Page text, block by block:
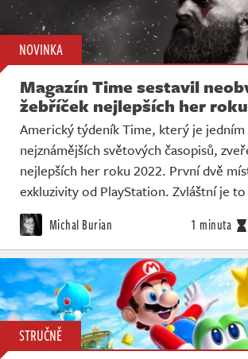
NOVINKA
Magazín Time sestavil
žebříček nejlepších her roku
Americký týdeník Time, který je jedním
nejznámějších světových časopisů,
nejlepších her roku 2022. První dvě
exkluzivity od PlayStation. Zvláštní je to
Michal Burian 1 minuta
STRUČNĚ